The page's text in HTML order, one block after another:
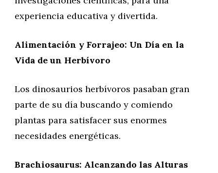
experiencia educativa y divertida.
Alimentación y Forrajeo: Un Día en la
Vida de un Herbívoro
Los dinosaurios herbívoros pasaban gran
parte de su día buscando y comiendo
plantas para satisfacer sus enormes
necesidades energéticas.
Brachiosaurus: Alcanzando las Alturas